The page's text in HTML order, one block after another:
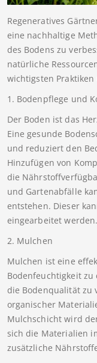
Regeneratives
eine nachhaltige
des Bodens zu
natürliche
wichtigsten
1. Bodenpflege und
Der Boden ist das
Eine gesunde
und reduziert den
Hinzufügen von
die
und Gartenabfälle
entstehen. Dieser
eingearbeitet werden.
2. Mulchen
Mulchen ist eine
Bodenfeuchtigkeit
die Bodenqualität zu
organischer
Mulchschicht wird
sich die Materialien
zusätzliche